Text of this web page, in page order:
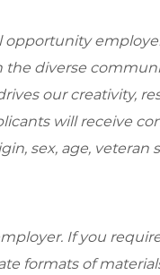
opportunity
the diverse
our creativity,
will receive
sex, age,
If you
formats of